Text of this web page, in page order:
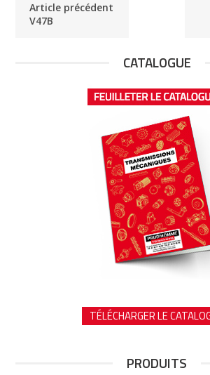
Article précédent
V47B
CATALOGUE
TÉLÉCHARGER LE
PRODUITS